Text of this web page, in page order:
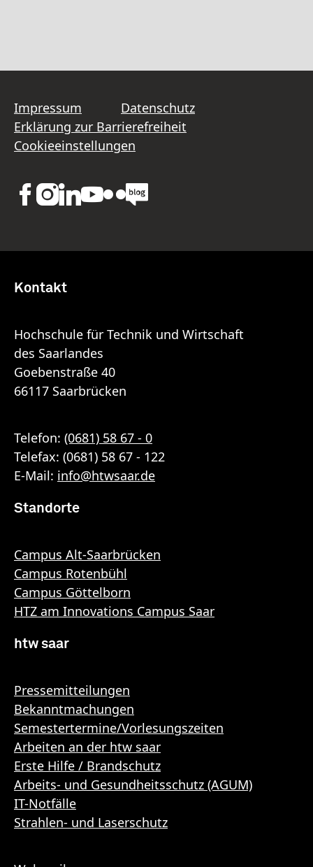
Impressum
Datenschutz
Erklärung zur Barrierefreiheit
Cookieeinstellungen
Kontakt
Hochschule für Technik und Wirtschaft
des Saarlandes
Goebenstraße 40
66117 Saarbrücken
Telefon: (0681) 58 67 - 0
Telefax: (0681) 58 67 - 122
E-Mail: info@htwsaar.de
Standorte
Campus Alt-Saarbrücken
Campus Rotenbühl
Campus Göttelborn
HTZ am Innovations Campus Saar
htw saar
Pressemitteilungen
Bekanntmachungen
Semestertermine/Vorlesungszeiten
Arbeiten an der htw saar
Erste Hilfe / Brandschutz
Arbeits- und Gesundheitsschutz (AGUM)
IT-Notfälle
Strahlen- und Laserschutz